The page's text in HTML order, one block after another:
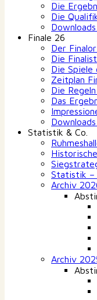
Die
Die
Finale 26
Der
Die
Die Spiele
Zeitplan
Die
Das
Statistik & Co.
Statistik –
Archiv
Archiv